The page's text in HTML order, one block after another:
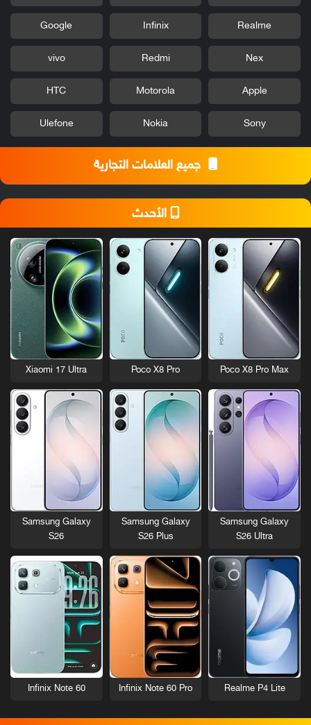
Realme
Infinix
Google
Nex
Redmi
vivo
Apple
Motorola
HTC
Sony
Nokia
Ulefone
جميع العلامات التجارية
الأحدث
Poco X8 Pro Max
Poco X8 Pro
Xiaomi 17 Ultra
Samsung Galaxy
S26 Ultra
Samsung Galaxy
S26 Plus
Samsung Galaxy
S26
Realme P4 Lite
Infinix Note 60 Pro
Infinix Note 60